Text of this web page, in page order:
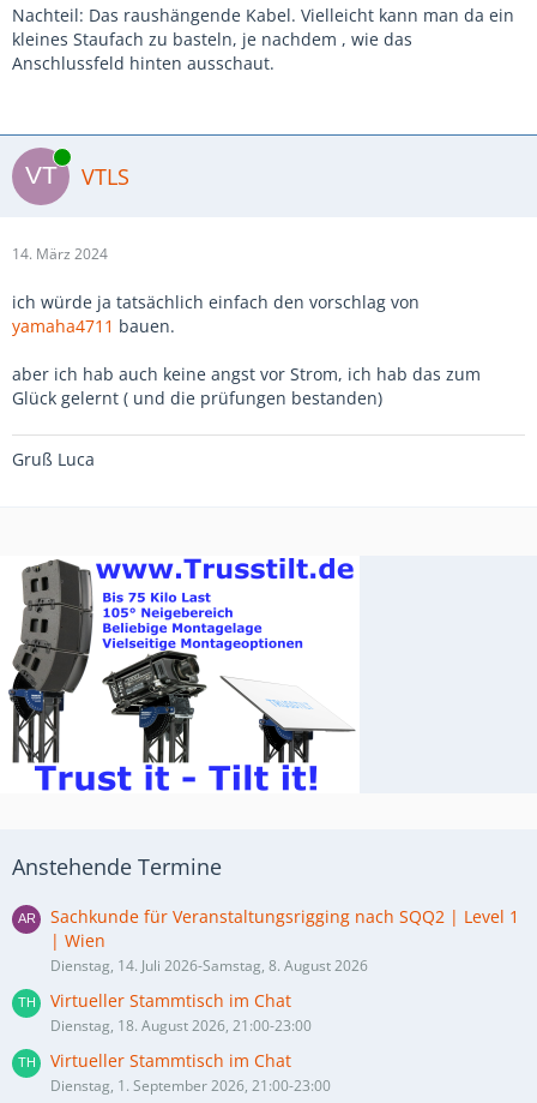
Nachteil: Das raushängende Kabel. Vielleicht kann man da ein
kleines Staufach zu basteln, je nachdem , wie das
Anschlussfeld hinten ausschaut.
Online
VTLS
14. März 2024
ich würde ja tatsächlich einfach den vorschlag von
yamaha4711 bauen.
aber ich hab auch keine angst vor Strom, ich hab das zum
Glück gelernt ( und die prüfungen bestanden)
Gruß Luca
Anstehende Termine
Sachkunde für Veranstaltungsrigging nach SQQ2 | Level 1
| Wien
Dienstag, 14. Juli 2026-Samstag, 8. August 2026
Virtueller Stammtisch im Chat
Dienstag, 18. August 2026, 21:00-23:00
Virtueller Stammtisch im Chat
Dienstag, 1. September 2026, 21:00-23:00